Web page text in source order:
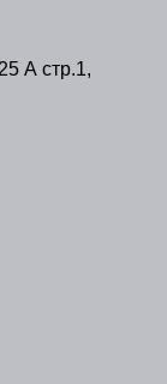
А стр.1,